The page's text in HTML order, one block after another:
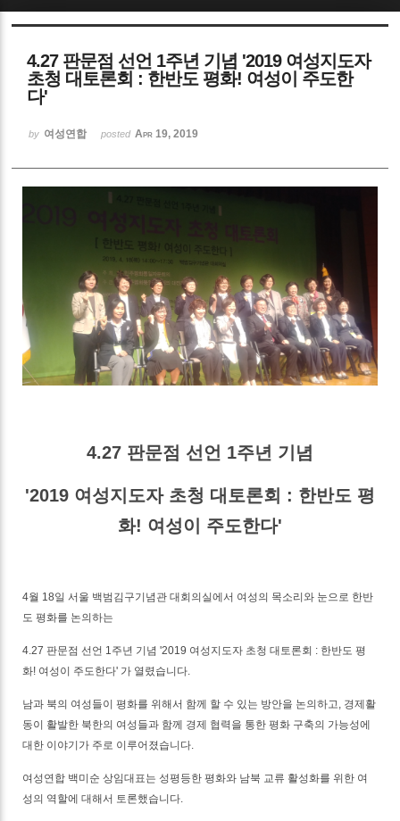
4.27 판문점 선언 1주년 기념 '2019 여성지도자
초청 대토론회 : 한반도 평화! 여성이 주도한
다'
by 여성연합 posted Apr 19, 2019
4.27 판문점 선언 1주년 기념
'2019 여성지도자 초청 대토론회 : 한반도 평
화! 여성이 주도한다'
4월 18일 서울 백범김구기념관 대회의실에서 여성의 목소리와 눈으로 한반
도 평화를 논의하는
4.27 판문점 선언 1주년 기념 '2019 여성지도자 초청 대토론회 : 한반도 평
화! 여성이 주도한다' 가 열렸습니다.
남과 북의 여성들이 평화를 위해서 함께 할 수 있는 방안을 논의하고, 경제활
동이 활발한 북한의 여성들과 함께 경제 협력을 통한 평화 구축의 가능성에
대한 이야기가 주로 이루어졌습니다.
여성연합 백미순 상임대표는 성평등한 평화와 남북 교류 활성화를 위한 여
성의 역할에 대해서 토론했습니다.
Sketchbook5, 스케치북5
Sketchbook5, 스케치북5